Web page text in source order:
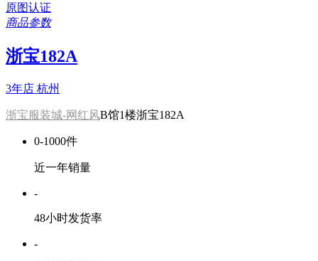
原图认证
商品参数
浙宝182A
3年店 杭州
浙宝服装城-网红风B馆1楼浙宝182A
0-1000件
近一年销量
-
48小时发货率
-